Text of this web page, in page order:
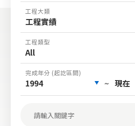
工程大類
工程實績
工程類型
All
完成年分 (起訖區間)
1994 ~ 現在